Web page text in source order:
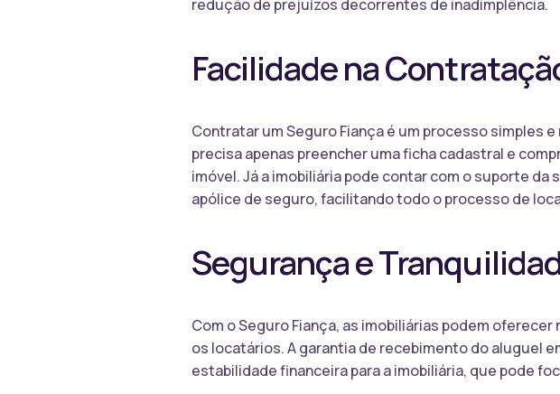
redução de prejuízos decorrentes de inadimplência.
Facilidade na
Contratar um Seguro Fiança é um processo simples
precisa apenas preencher uma ficha cadastral e
imóvel. Já a imobiliária pode contar com o suporte
apólice de seguro, facilitando todo o processo de
Segurança e
Com o Seguro Fiança, as imobiliárias podem
os locatários. A garantia de recebimento do aluguel
estabilidade financeira para a imobiliária, que pode